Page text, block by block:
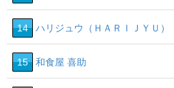
14 ハリジュウ（ＨＡＲＩＪＹＵ）
15 和食屋 喜助